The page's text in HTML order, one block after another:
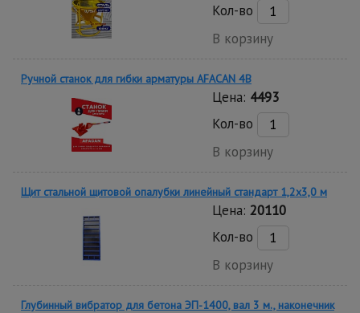
Кол-во
В корзину
Ручной станок для гибки арматуры AFACAN 4B
Цена: 4493
Кол-во
В корзину
Щит стальной щитовой опалубки линейный стандарт 1,2x3,0 м
Цена: 20110
Кол-во
В корзину
Глубинный вибратор для бетона ЭП-1400, вал 3 м., наконечник